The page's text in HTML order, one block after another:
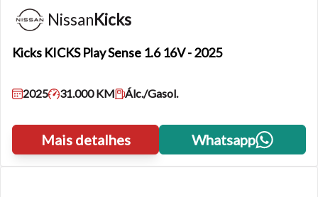
NissanKicks
Kicks KICKS Play Sense 1.6 16V - 2025
2025 31.000 KM Álc./Gasol.
Mais detalhes Whatsapp